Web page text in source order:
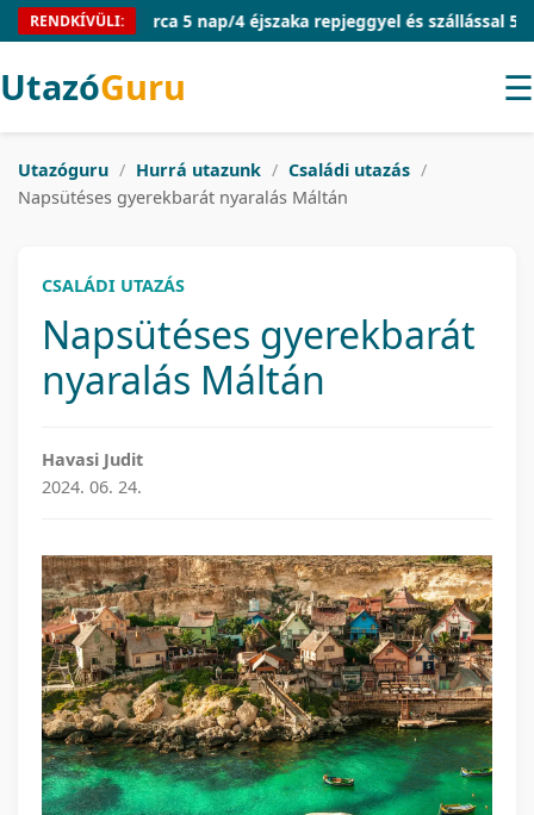
RENDKÍVÜLI:
Mallorca 5 nap/4 éjszaka repjeggyel és szállással 54.910
UtazóGuru ☰
Utazóguru / Hurrá utazunk / Családi utazás /
Napsütéses gyerekbarát nyaralás Máltán
CSALÁDI UTAZÁS
Napsütéses gyerekbarát
nyaralás Máltán
Havasi Judit
2024. 06. 24.